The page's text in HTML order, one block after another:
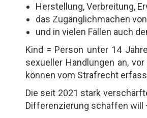
Herstellung, Verbreitung,
das Zugänglichmachen von
und in vielen Fällen auch
Kind = Person unter 14
sexueller Handlungen an,
können vom Strafrecht
Die seit 2021 stark
Differenzierung schaffen will